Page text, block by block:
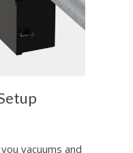
vacuums and